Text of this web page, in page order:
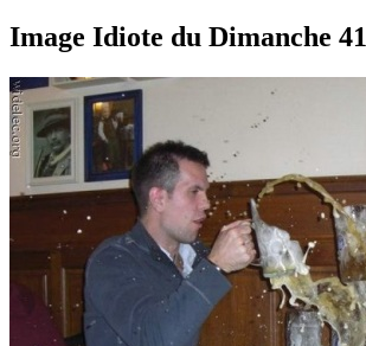
Image Idiote du Dimanche 41